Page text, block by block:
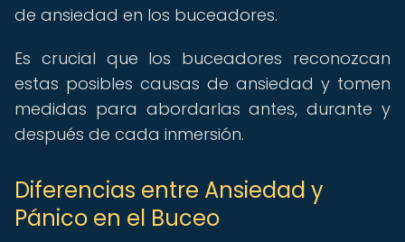
de ansiedad en los buceadores.
Es crucial que los buceadores reconozcan
estas posibles causas de ansiedad y tomen
medidas para abordarlas antes, durante y
después de cada inmersión.
Diferencias entre Ansiedad y
Pánico en el Buceo